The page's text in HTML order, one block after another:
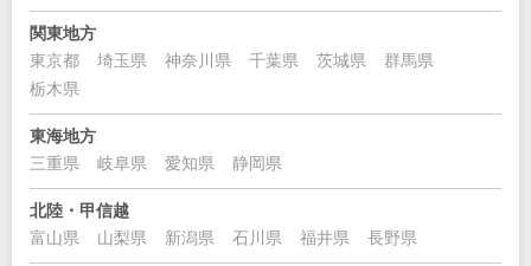
関東地方
東京都
埼玉県 神奈川県 千葉県 茨城県
群馬県
栃木県
東海地方
三重県
岐阜県 愛知県 静岡県
北陸・甲信越
富山県
山梨県 新潟県 石川県 福井県 長野県